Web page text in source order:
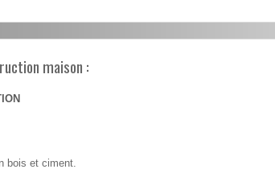
maison :
bois et ciment.